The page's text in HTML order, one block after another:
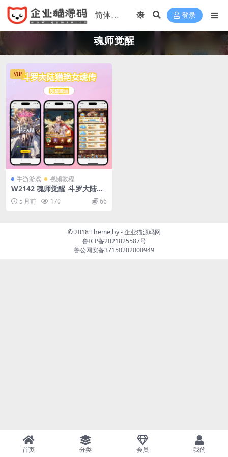
登录
魂师觉醒
VIP
手游游戏 视频教程
W2142 魂师觉醒_斗罗大陆猎
艳女魂传_稀有二次元动漫放置
稀有卡通卡牌回合手游_Linux
5 月前 170 66
© 2018 Theme by -企业猫源码网
鲁ICP备2021025587号
鲁公网安备37150202000949
首页 分类 会员 我的